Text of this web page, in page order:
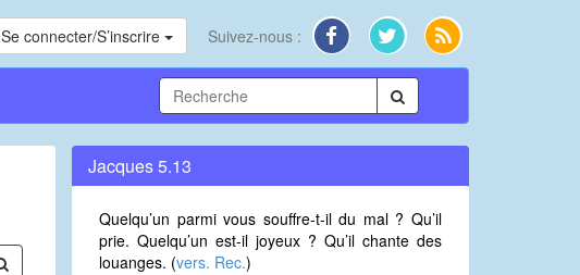
Se connecter/S’inscrire Suivez-nous :
Jacques 5.13
Quelqu’un parmi vous souffre-t-il du mal ? Qu’il
prie. Quelqu’un est-il joyeux ? Qu’il chante des
louanges. (vers. Rec.)